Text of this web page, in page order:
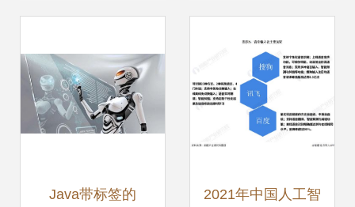
Java带标签的 2021年中国人工智